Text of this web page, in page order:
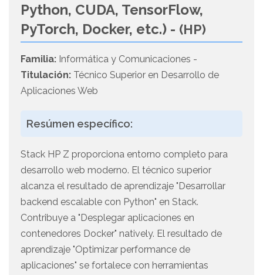
Python, CUDA, TensorFlow,
PyTorch, Docker, etc.) - (HP)
Familia: Informática y Comunicaciones -
Titulación: Técnico Superior en Desarrollo de
Aplicaciones Web
Resúmen específico:
Stack HP Z proporciona entorno completo para
desarrollo web moderno. El técnico superior
alcanza el resultado de aprendizaje "Desarrollar
backend escalable con Python" en Stack.
Contribuye a "Desplegar aplicaciones en
contenedores Docker" natively. El resultado de
aprendizaje "Optimizar performance de
aplicaciones" se fortalece con herramientas